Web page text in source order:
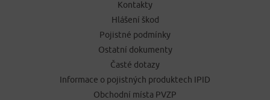
Kontakty
Hlášení škod
Pojistné podmínky
Ostatní dokumenty
Časté dotazy
Informace o pojistných produktech IPID
Obchodní místa PVZP